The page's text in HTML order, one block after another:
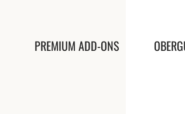
PREMIUM ADD-ONS